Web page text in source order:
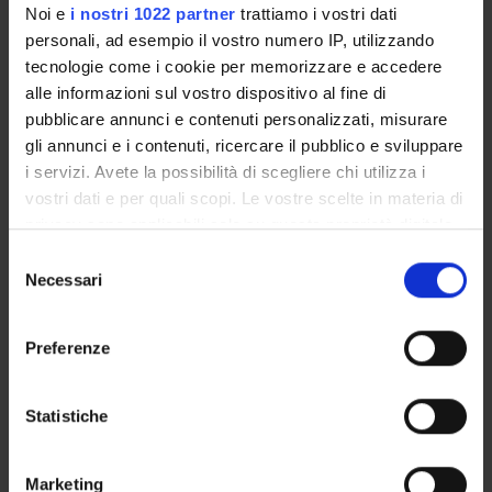
Noi e i nostri 1022 partner trattiamo i vostri dati
personali, ad esempio il vostro numero IP, utilizzando
tecnologie come i cookie per memorizzare e accedere
alle informazioni sul vostro dispositivo al fine di
pubblicare annunci e contenuti personalizzati, misurare
gli annunci e i contenuti, ricercare il pubblico e sviluppare
i servizi. Avete la possibilità di scegliere chi utilizza i
vostri dati e per quali scopi. Le vostre scelte in materia di
privacy sono applicabili solo su questa proprietà digitale
modificare o revocare il proprio consenso in qualsiasi
momento dalla Dichiarazione sui cookie o facendo clic
raccogliere informazioni sulla tua posizione
geografica, con un'approssimazione di qualche
delNecessari
Preferenze
Statistiche
Marketing
Notices
Thesis and internship proposals
Governing bodies
Faculty staff
STUDYING
COURSES
PHD PROGRAMMES AND POSTGRADUATE
Contacts
Places